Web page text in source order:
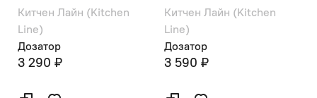
Китчен Лайн (Kitchen
Line)
Дозатор
3 290 ₽
Китчен Лайн (Kitchen
Line)
Дозатор
3 590 ₽